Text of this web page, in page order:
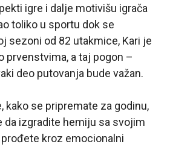
igre i dalje motivišu igrača
toliko u sportu dok se
sezoni od 82 utakmice, Kari je
prvenstvima, a taj pogon –
deo putovanja bude važan.
kako se pripremate za godinu,
da izgradite hemiju sa svojim
kroz emocionalni